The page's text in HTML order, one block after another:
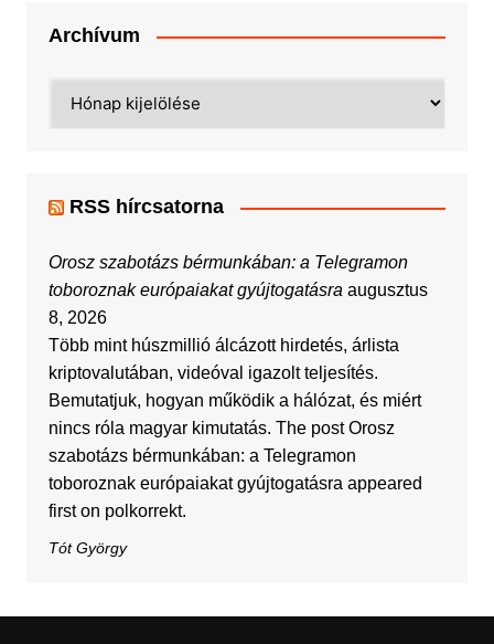
Archívum
RSS hírcsatorna
Orosz szabotázs bérmunkában: a Telegramon
toboroznak európaiakat gyújtogatásra augusztus
8, 2026
Több mint húszmillió álcázott hirdetés, árlista
kriptovalutában, videóval igazolt teljesítés.
Bemutatjuk, hogyan működik a hálózat, és miért
nincs róla magyar kimutatás. The post Orosz
szabotázs bérmunkában: a Telegramon
toboroznak európaiakat gyújtogatásra appeared
first on polkorrekt.
Tót György